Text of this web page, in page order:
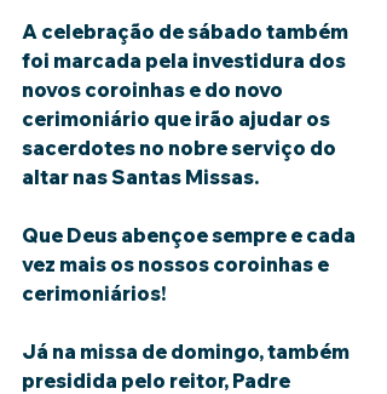
A celebração de sábado também
foi marcada pela investidura dos
novos coroinhas e do novo
cerimoniário que irão ajudar os
sacerdotes no nobre serviço do
altar nas Santas Missas.
Que Deus abençoe sempre e cada
vez mais os nossos coroinhas e
cerimoniários!
Já na missa de domingo, também
presidida pelo reitor, Padre